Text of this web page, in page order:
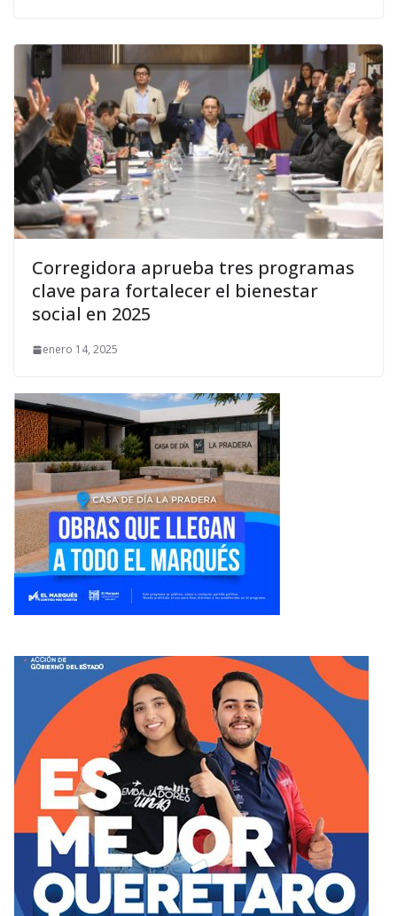
Corregidora aprueba tres programas
clave para fortalecer el bienestar
social en 2025
enero 14, 2025